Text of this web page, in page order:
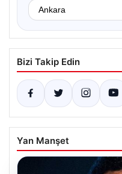
Bizi Takip Edin
Yan Manşet